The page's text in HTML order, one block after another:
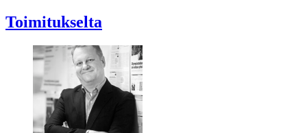
Toimitukselta